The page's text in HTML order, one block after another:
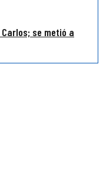
se metió a